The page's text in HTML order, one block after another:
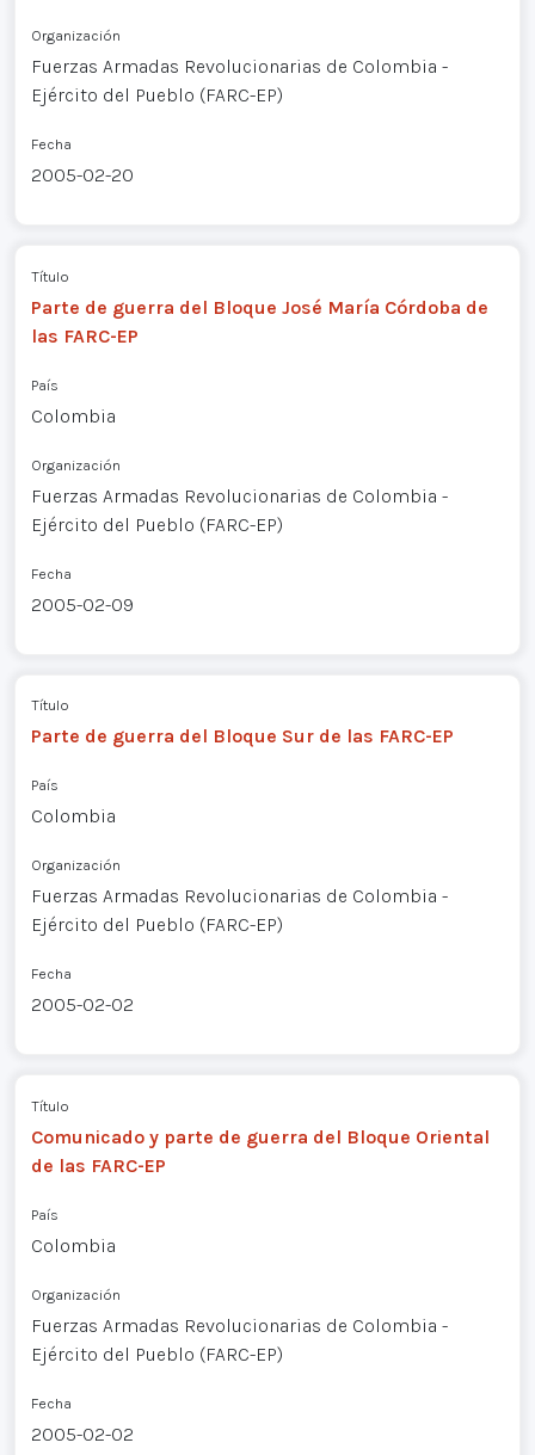
Organización
Fuerzas Armadas Revolucionarias de Colombia -
Ejército del Pueblo (FARC-EP)
Fecha
2005-02-20
Título
Parte de guerra del Bloque José María Córdoba de
las FARC-EP
País
Colombia
Organización
Fuerzas Armadas Revolucionarias de Colombia -
Ejército del Pueblo (FARC-EP)
Fecha
2005-02-09
Título
Parte de guerra del Bloque Sur de las FARC-EP
País
Colombia
Organización
Fuerzas Armadas Revolucionarias de Colombia -
Ejército del Pueblo (FARC-EP)
Fecha
2005-02-02
Título
Comunicado y parte de guerra del Bloque Oriental
de las FARC-EP
País
Colombia
Organización
Fuerzas Armadas Revolucionarias de Colombia -
Ejército del Pueblo (FARC-EP)
Fecha
2005-02-02